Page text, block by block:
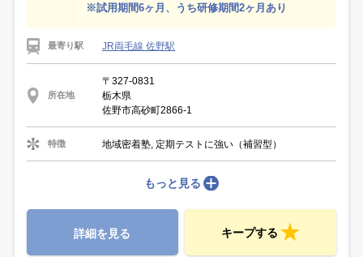
※試用期間6ヶ月、うち研修期間2ヶ月あり
最寄り駅 JR両毛線 佐野駅
所在地
〒327-0831
栃木県
佐野市高砂町2866-1
特徴 地域密着塾, 定期テストに強い（補習型）
もっと見る
詳細を見る キープする